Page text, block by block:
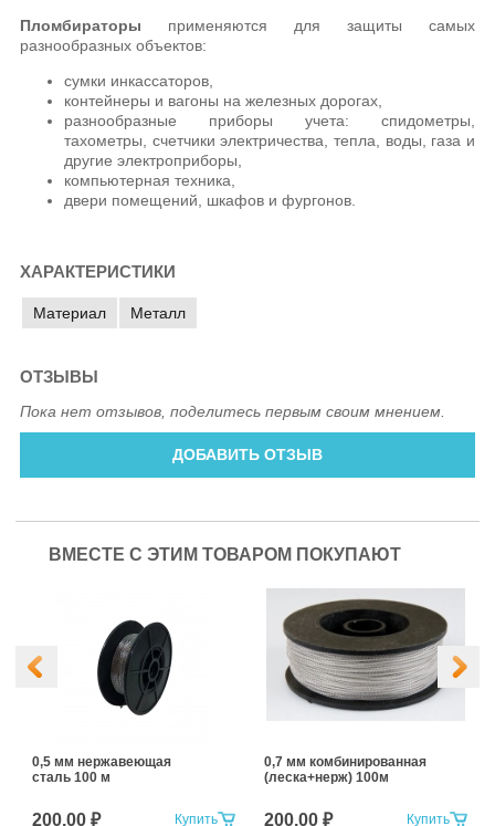
Пломбираторы применяются для защиты самых
разнообразных объектов:
сумки инкассаторов,
контейнеры и вагоны на железных дорогах,
разнообразные приборы учета: спидометры,
тахометры, счетчики электричества, тепла, воды, газа и
другие электроприборы,
компьютерная техника,
двери помещений, шкафов и фургонов.
ХАРАКТЕРИСТИКИ
Материал Металл
ОТЗЫВЫ
Пока нет отзывов, поделитесь первым своим мнением.
ДОБАВИТЬ ОТЗЫВ
ВМЕСТЕ С ЭТИМ ТОВАРОМ ПОКУПАЮТ
Купить
0,5 мм нержавеющая
сталь 100 м
200.00 ₽ Купить
0,7 мм комбинированная
(леска+нерж) 100м
200.00 ₽